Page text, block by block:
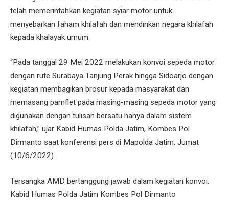
telah memerintahkan kegiatan syiar motor untuk
menyebarkan faham khilafah dan mendirikan negara khilafah
kepada khalayak umum.
“Pada tanggal 29 Mei 2022 melakukan konvoi sepeda motor
dengan rute Surabaya Tanjung Perak hingga Sidoarjo dengan
kegiatan membagikan brosur kepada masyarakat dan
memasang pamflet pada masing-masing sepeda motor yang
digunakan dengan tulisan bersatu hanya dalam sistem
khilafah,” ujar Kabid Humas Polda Jatim, Kombes Pol
Dirmanto saat konferensi pers di Mapolda Jatim, Jumat
(10/6/2022).
Tersangka AMD bertanggung jawab dalam kegiatan konvoi.
Kabid Humas Polda Jatim Kombes Pol Dirmanto